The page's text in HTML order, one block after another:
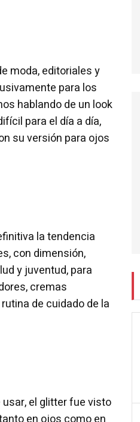
moda, editoriales y
para los
hablando de un look
para el día a día,
su versión para ojos
la tendencia
con dimensión,
y juventud, para
cremas
de cuidado de la
el glitter fue visto